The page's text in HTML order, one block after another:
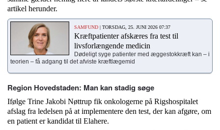
artikel herunder.
SAMFUND | TORSDAG, 25. JUNI 2026 07:37
Kræftpatienter afskæres fra test til
livsforlængende medicin
Dødeligt syge patienter med æggestokkræft kan – i
teorien – få adgang til det afviste kræftlægemid
Region Hovedstaden: Man kan stadig søge
Ifølge Trine Jakobi Nøttrup fik onkologerne på Rigshospitalet
afslag fra ledelsen på at implementere den test, der kan afgøre, om
en patient er kandidat til Elahere.